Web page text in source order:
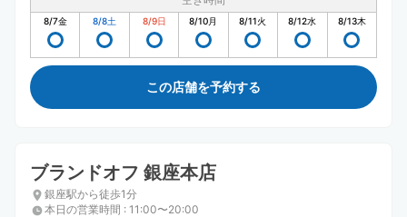
8/7金 8/8土 8/9日 8/10月 8/11火 8/12水 8/13木
この店舗を予約する
ブランドオフ 銀座本店
銀座駅から徒歩1分
本日の営業時間 : 11:00〜20:00